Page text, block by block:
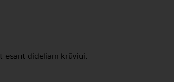
esant dideliam krūviui.